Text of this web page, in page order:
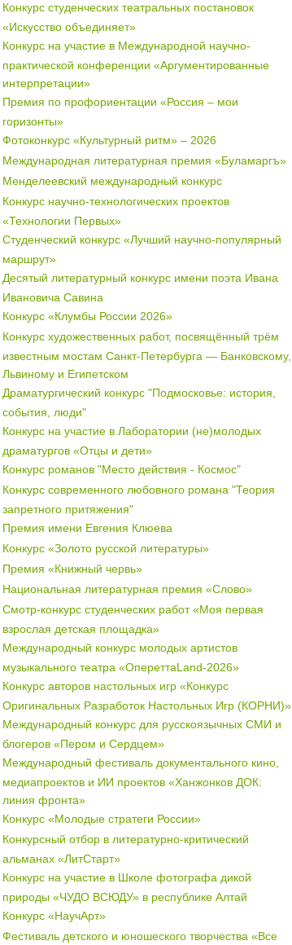
Конкурс студенческих театральных постановок
«Искусство объединяет»
Конкурс на участие в Международной научно-
практической конференции «Аргументированные
интерпретации»
Премия по профориентации «Россия – мои
горизонты»
Фотоконкурс «Культурный ритм» – 2026
Международная литературная премия «Буламаргъ»
Менделеевский международный конкурс
Конкурс научно-технологических проектов
«Технологии Первых»
Студенческий конкурс «Лучший научно-популярный
маршрут»
Десятый литературный конкурс имени поэта Ивана
Ивановича Савина
Конкурс «Клумбы России 2026»
Конкурс художественных работ, посвящённый трём
известным мостам Санкт-Петербурга — Банковскому,
Львиному и Египетском
Драматургический конкурс "Подмосковье: история,
события, люди"
Конкурс на участие в Лаборатории (не)молодых
драматургов «Отцы и дети»
Конкурс романов "Место действия - Космос"
Конкурс современного любовного романа "Теория
запретного притяжения"
Премия имени Евгения Клюева
Конкурс «Золото русской литературы»
Премия «Книжный червь»
Национальная литературная премия «Слово»
Смотр-конкурс студенческих работ «Моя первая
взрослая детская площадка»
Международный конкурс молодых артистов
музыкального театра «ОпереттаLand-2026»
Конкурс авторов настольных игр «Конкурс
Оригинальных Разработок Настольных Игр (КОРНИ)»
Международный конкурс для русскоязычных СМИ и
блогеров «Пером и Сердцем»
Международный фестиваль документального кино,
медиапроектов и ИИ проектов «Ханжонков ДОК:
линия фронта»
Конкурс «Молодые стратеги России»
Конкурсный отбор в литературно-критический
альманах «ЛитСтарт»
Конкурс на участие в Школе фотографа дикой
природы «ЧУДО ВСЮДУ» в республике Алтай
Конкурс «НаучАрт»
Фестиваль детского и юношеского творчества «Все